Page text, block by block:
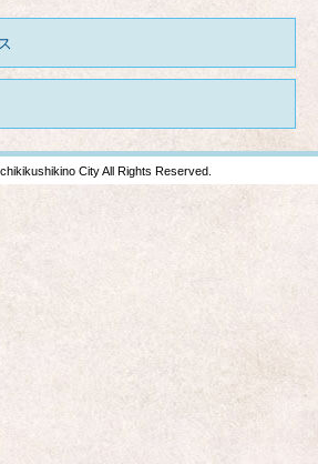
City All Rights Reserved.